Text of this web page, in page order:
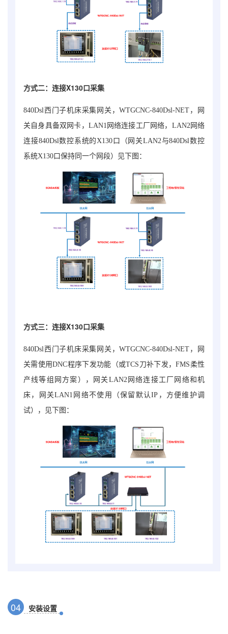
方式二：连接X130口采集
840Dsl西门子机床采集网关 ，WTGCNC-840Dsl-NET ，网
关自身具备双网卡，LAN1网络连接工厂网络，LAN2网络
连接840Dsl数控系统的X130口（网关LAN2与840Dsl数控
系统X130口保持同一个网段）见下图：
方式三：连接X130口采集
840Dsl西门子机床采集网关 ，WTGCNC-840Dsl-NET ，
网
关需使用DNC程序下发功能（或TCS刀补下发，FMS柔性
产线等组网方案），网关LAN2网络连接工厂网络和机
床，网关LAN1网络不使用（保留默认IP，方便维护调
试），见下图：
04 安装设置